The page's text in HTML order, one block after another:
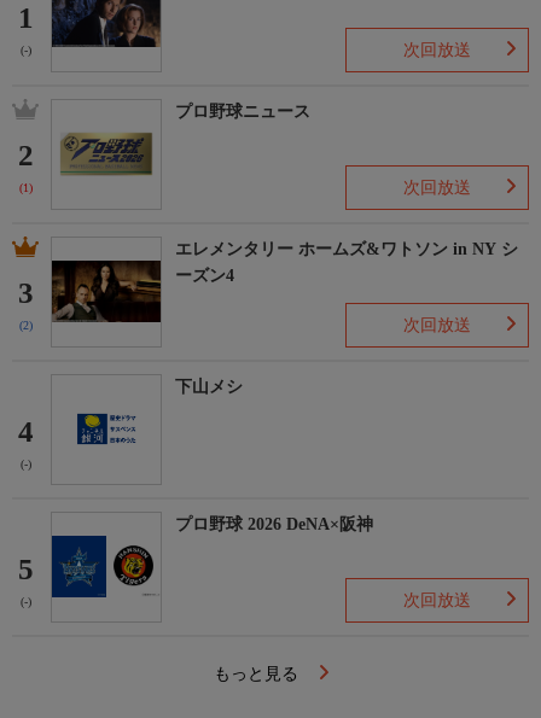
1
(-) 次回放送
2
(1)
プロ野球ニュース
次回放送
3
(2)
エレメンタリー ホームズ&ワトソン in NY シ
ーズン4
次回放送
4
(-)
下山メシ
5
(-)
プロ野球 2026 DeNA×阪神
次回放送
もっと見る